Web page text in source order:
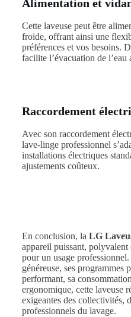
Alimentation et
Cette laveuse peut être
froide, offrant ainsi une
préférences et vos besoins.
facilite l’évacuation de l’eau
Raccordement
Avec son raccordement
lave-linge professionnel
installations électriques
ajustements coûteux.
En conclusion, la LG
appareil puissant, polyvalent
pour un usage
généreuse, ses programmes
performant, sa
ergonomique, cette laveuse
exigeantes des collectivités,
professionnels du lavage.